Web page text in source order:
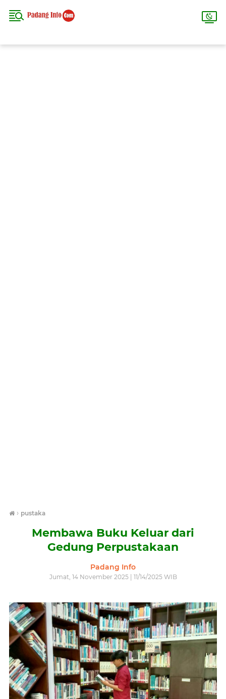
› pustaka
Membawa Buku Keluar dari
Gedung Perpustakaan
Padang Info
Jumat, 14 November 2025 | 11/14/2025 WIB